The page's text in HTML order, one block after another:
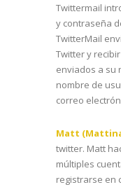
Twittermail
y contraseña
TwitterMail
Twitter y
enviados a su
nombre de
correo
Matt
twitter. Matt
múltiples
registrarse en